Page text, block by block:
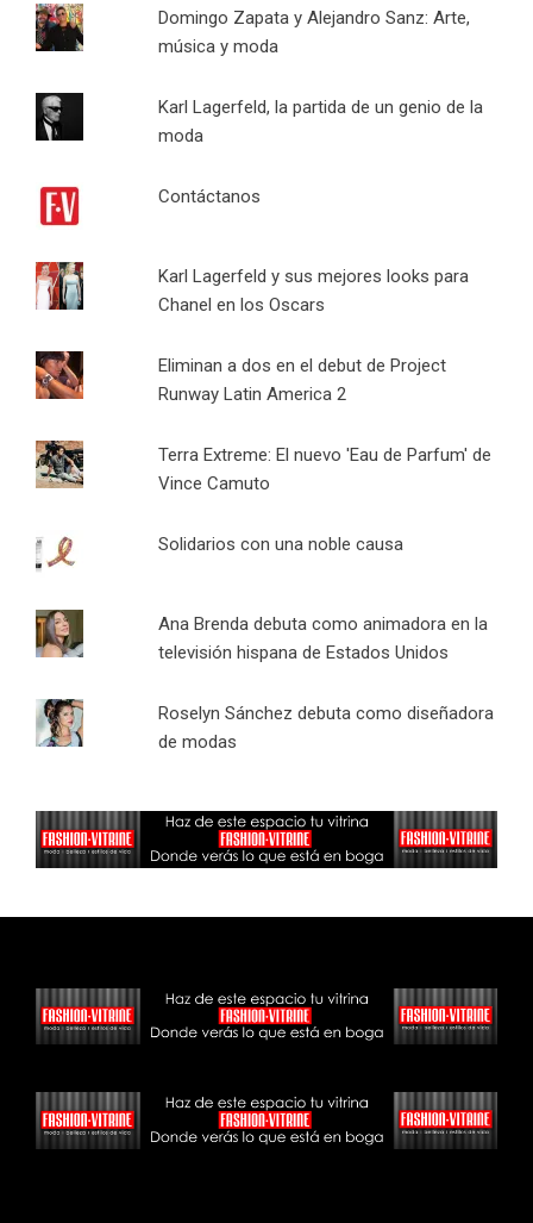
Domingo Zapata y Alejandro Sanz: Arte,
música y moda
Karl Lagerfeld, la partida de un genio de la
moda
Contáctanos
Karl Lagerfeld y sus mejores looks para
Chanel en los Oscars
Eliminan a dos en el debut de Project
Runway Latin America 2
Terra Extreme: El nuevo 'Eau de Parfum' de
Vince Camuto
Solidarios con una noble causa
Ana Brenda debuta como animadora en la
televisión hispana de Estados Unidos
Roselyn Sánchez debuta como diseñadora
de modas